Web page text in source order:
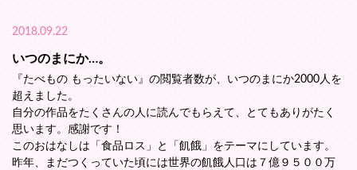
2018.09.22
いつのまにか…。
『たべもの もったいない』の閲覧者数が、いつのまにか2000人を
超えました。
自分の作品をたくさんの人に読んでもらえて、とてもありがたく
思います。感謝です！
このおはなしは「食品ロス」と「飢餓」をテーマにしています。
昨年、まだつくっていた頃には世界の飢餓人口は７億９５００万